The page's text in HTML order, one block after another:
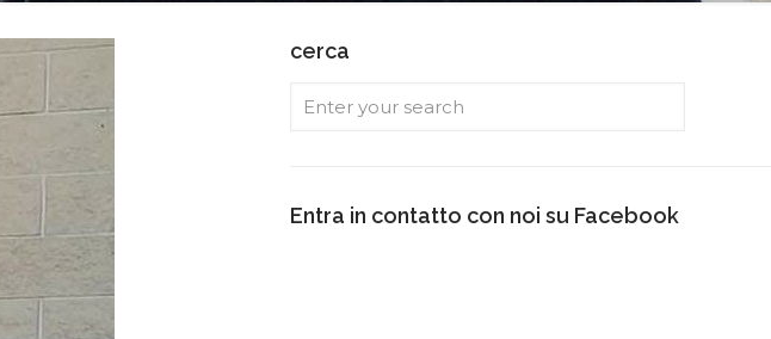
cerca
Entra in contatto con noi su Facebook